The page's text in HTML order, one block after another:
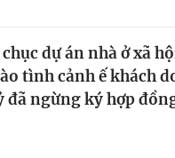
dự án nhà ở xã
tình cảnh ế khách
đã ngừng ký hợp